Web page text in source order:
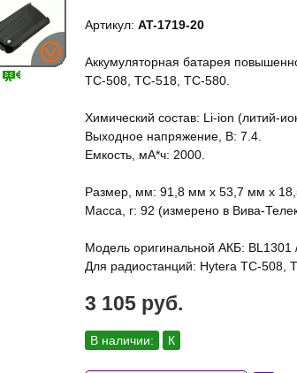
Артикул: AT-1719-20
Аккумуляторная батарея
TC-508, TC-518, TC-580.
Химический состав: Li-ion (литий-
Выходное напряжение, В: 7.4.
Емкость, мА*ч: 2000.
Размер, мм: 91,8 мм х 53,7 мм х
Масса, г: 92 (измерено в Вива-
Модель оригинальной АКБ: BL1301
Для радиостанций: Hytera TC-508,
3 105 руб.
В наличии: К